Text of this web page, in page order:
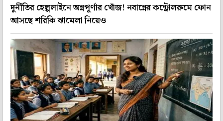
দুর্নীতির হেল্পলাইনে অন্নপূর্ণার খোঁজ! নবান্নের কন্ট্রোলরুমে ফোন
আসছে শরিকি ঝামেলা নিয়েও